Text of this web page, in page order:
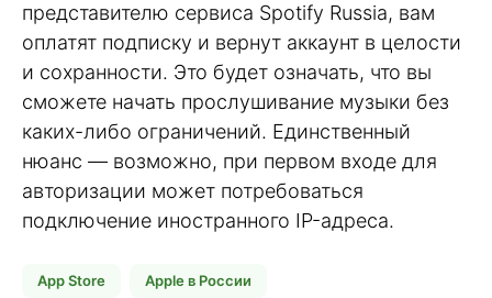
представителю сервиса Spotify Russia, вам
оплатят подписку и вернут аккаунт в целости
и сохранности. Это будет означать, что вы
сможете начать прослушивание музыки без
каких-либо ограничений. Единственный
нюанс — возможно, при первом входе для
авторизации может потребоваться
подключение иностранного IP-адреса.
App Store Apple в России